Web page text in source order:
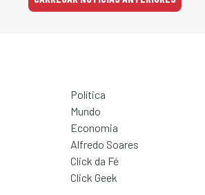
Política
Mundo
Economia
Alfredo Soares
Click da Fé
Click Geek